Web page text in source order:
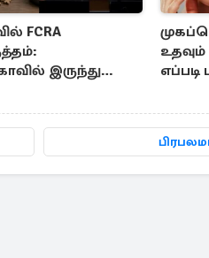
FCRA
இருந்து
எப்படி